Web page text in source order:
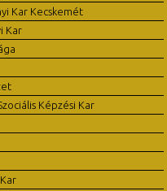
Kar Kecskemét
Kar
Képzési Kar